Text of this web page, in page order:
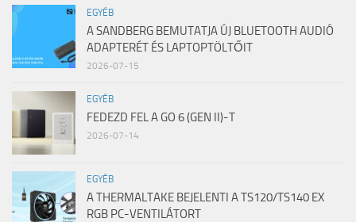
EGYÉB
A SANDBERG BEMUTATJA ÚJ BLUETOOTH AUDIÓ
ADAPTERÉT ÉS LAPTOPTÖLTŐIT
2026-07-15
EGYÉB
FEDEZD FEL A GO 6 (GEN II)-T
2026-07-14
EGYÉB
A THERMALTAKE BEJELENTI A TS120/TS140 EX
RGB PC-VENTILÁTORT